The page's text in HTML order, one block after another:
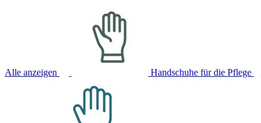
Alle anzeigen Handschuhe für die Pflege